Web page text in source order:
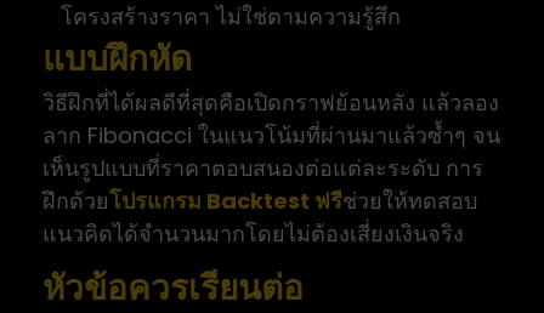
โครงสร้างราคา ไม่ใช่ตามความรู้สึก
แบบฝึกหัด
วิธีฝึกที่ได้ผลดีที่สุดคือเปิดกราฟย้อนหลัง แล้วลอง
ลาก Fibonacci ในแนวโน้มที่ผ่านมาแล้วซ้ำๆ จน
เห็นรูปแบบที่ราคาตอบสนองต่อแต่ละระดับ การ
ฝึกด้วยโปรแกรม Backtest ฟรีช่วยให้ทดสอบ
แนวคิดได้จำนวนมากโดยไม่ต้องเสี่ยงเงินจริง
หัวข้อควรเรียนต่อ